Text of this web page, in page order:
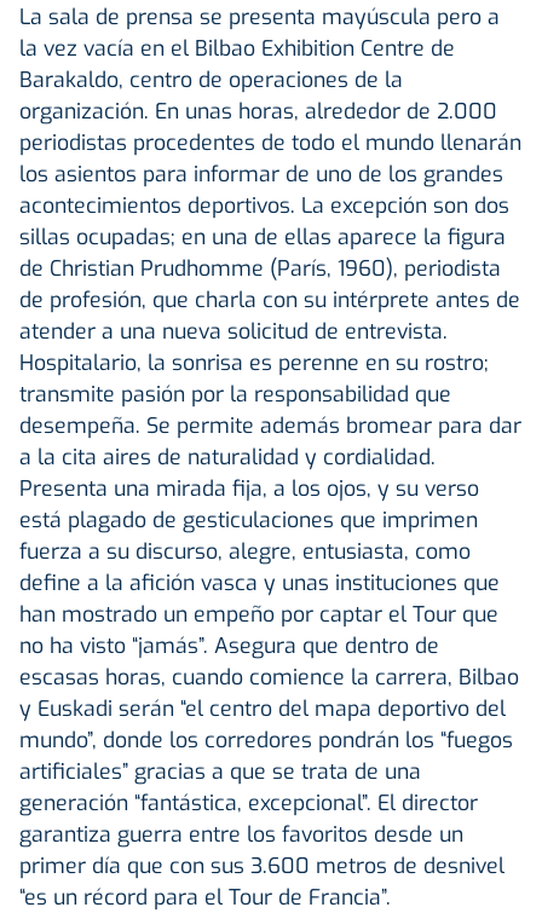
La sala de prensa se presenta mayúscula pero a
la vez vacía en el Bilbao Exhibition Centre de
Barakaldo, centro de operaciones de la
organización. En unas horas, alrededor de 2.000
periodistas procedentes de todo el mundo llenarán
los asientos para informar de uno de los grandes
acontecimientos deportivos. La excepción son dos
sillas ocupadas; en una de ellas aparece la figura
de Christian Prudhomme (París, 1960), periodista
de profesión, que charla con su intérprete antes de
atender a una nueva solicitud de entrevista.
Hospitalario, la sonrisa es perenne en su rostro;
transmite pasión por la responsabilidad que
desempeña. Se permite además bromear para dar
a la cita aires de naturalidad y cordialidad.
Presenta una mirada fija, a los ojos, y su verso
está plagado de gesticulaciones que imprimen
fuerza a su discurso, alegre, entusiasta, como
define a la afición vasca y unas instituciones que
han mostrado un empeño por captar el Tour que
no ha visto “jamás”. Asegura que dentro de
escasas horas, cuando comience la carrera, Bilbao
y Euskadi serán “el centro del mapa deportivo del
mundo”, donde los corredores pondrán los “fuegos
artificiales” gracias a que se trata de una
generación “fantástica, excepcional”. El director
garantiza guerra entre los favoritos desde un
primer día que con sus 3.600 metros de desnivel
“es un récord para el Tour de Francia”.